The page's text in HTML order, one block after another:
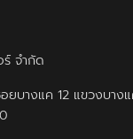
ร์ จำกัด
บางแค 12 แขวงบาง